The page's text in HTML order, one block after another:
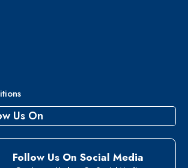
Us On
Follow Us On Social Media